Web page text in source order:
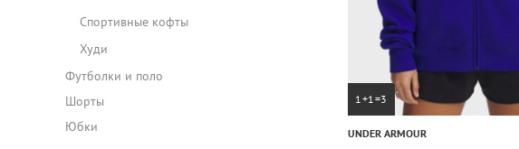
Спортивные кофты
Худи
Футболки и поло
Шорты
Юбки
1+1=3
UNDER ARMOUR